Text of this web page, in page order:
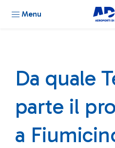
Menu
Da quale
parte il
a